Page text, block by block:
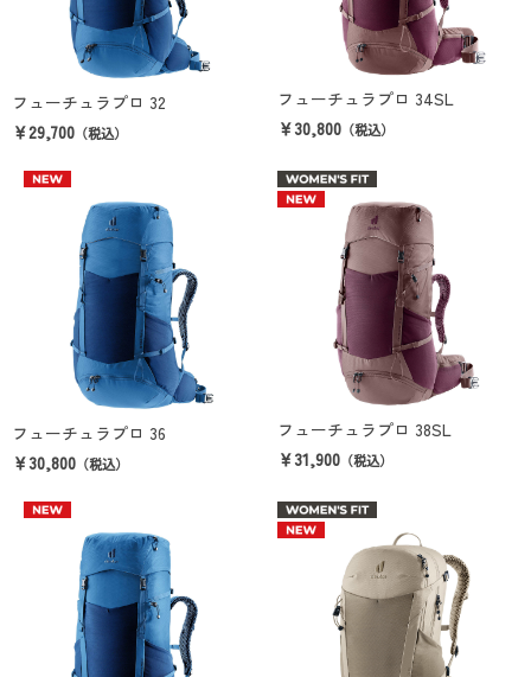
フューチュラプロ 32
￥29,700 （税込）
フューチュラプロ 34SL
￥30,800 （税込）
フューチュラプロ 36
￥30,800 （税込）
フューチュラプロ 38SL
￥31,900 （税込）